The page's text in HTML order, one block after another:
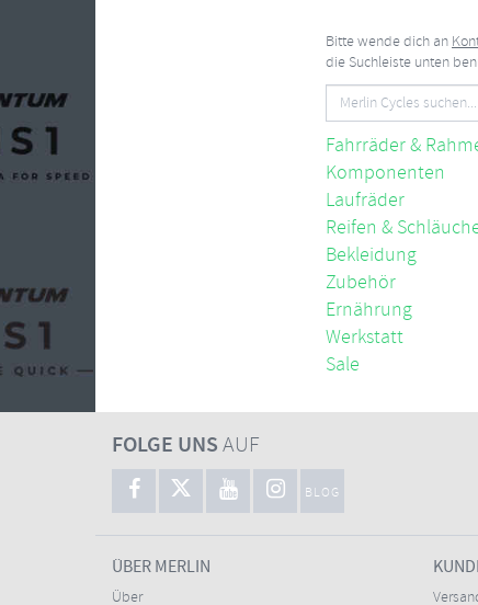
Bitte wende dich an
die Suchleiste unten
Fahrräder &
Komponenten
Laufräder
Reifen &
Bekleidung
Zubehör
Ernährung
Werkstatt
Sale
FOLGE UNSAUF
BLOG
ÜBER MERLIN
Über